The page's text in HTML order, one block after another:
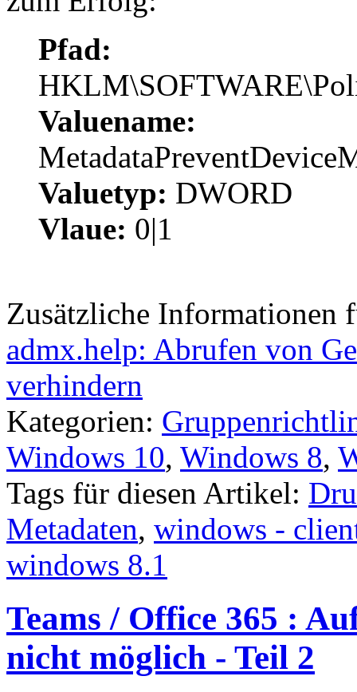
Pfad:
Valuename:
Valuetyp: DWORD
Vlaue: 0|1
Zusätzliche Informationen
admx.help: Abrufen von
verhindern
Kategorien:
Windows 10, Windows 8,
Tags für diesen Artikel:
Metadaten, windows -
windows 8.1
Teams / Office 365 :
nicht möglich - Teil 2